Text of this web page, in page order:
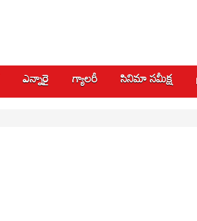
ఎన్నారై గ్యాలరీ సినిమా స‌మీక్ష